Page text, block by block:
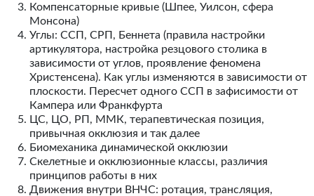
Компенсаторные кривые (Шпее, Уилсон, сфера
Монсона)
Углы: ССП, СРП, Беннета (правила настройки
артикулятора, настройка резцового столика в
зависимости от углов, проявление феномена
Христенсена). Как углы изменяются в зависимости от
плоскости. Пересчет одного ССП в зафисимости от
Кампера или Франкфурта
ЦС, ЦО, РП, ММК, терапевтическая позиция,
привычная окклюзия и так далее
Биомеханика динамической окклюзии
Скелетные и окклюзионные классы, различия
принципов работы в них
Движения внутри ВНЧС: ротация, трансляция,